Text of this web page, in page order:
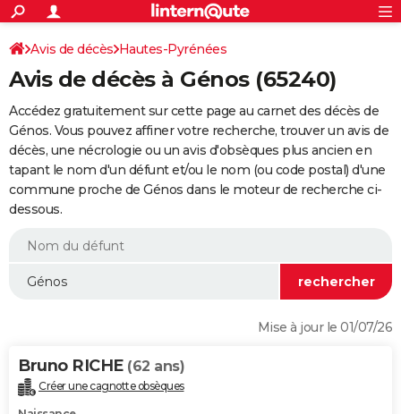
ACTUALITÉS
Politique
Société
Faits Divers
Education
Monde
Villes
+
SPORT
Coupe du monde 2026
Football
Tennis
Cyclisme
Rugby
Forum
Programme TV
TNT
Streaming
Cinéma
Sorties cinéma
Musique
+
FINANCE
Retraite
Epargne
Immobilier
Risques naturels par ville
Assurance
AUTO
Essais
Réserver un essai
Citadines
Berlines
SUV
Forum auto
+
HIGH-TECH
BRICOLAGE
WEEK-END
Alimentation
Guide de la santé
Maladies
Médicaments
Sommeil
VOYAGE
S'inscrire
Connexion
Avis de décès Hautes-Pyrénées
Avis de décès à Génos (65240)
Accédez gratuitement sur cette page au carnet des décès de
Génos. Vous pouvez affiner votre recherche, trouver un avis de
décès, une nécrologie ou un avis d'obsèques plus ancien en
tapant le nom d'un défunt et/ou le nom (ou code postal) d'une
commune proche de Génos dans le moteur de recherche ci-
dessous.
Mise à jour le 01/07/26
Bruno RICHE (62 ans)
Créer une cagnotte obsèques